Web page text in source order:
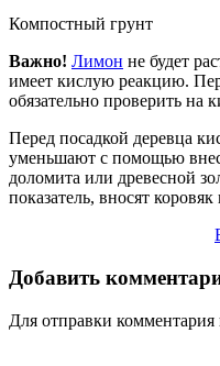
Компостный грунт
Важно! Лимон не будет
имеет кислую реакцию.
обязательно проверить на
Перед посадкой деревца
уменьшают с помощью
доломита или древесной
показатель, вносят
Добавить
Для отправки